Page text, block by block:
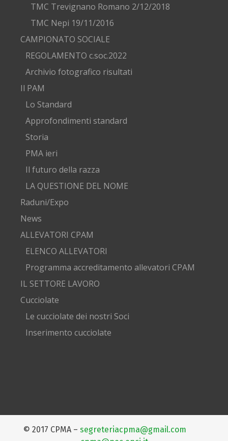
TMC Trevignano Romano 2/12/2018
TMC Nepi 19/11/2016
CAMPIONATO SOCIALE
REGOLAMENTO c.soc.2022
Archivio fotografico risultati
Il PAM
Lo Standard
Approfondimenti standard
Storia
PMA ieri
Il futuro della razza
LA QUESTIONE DEL NOME
Raduni/Expo
News
ALLEVATORI CPAM
ELENCO ALLEVATORI
Programma accreditamento allevatori CPAM
IL SETTORE LAVORO
Cucciolate
Le cucciolate dei nostri Soci
Inserimento cucciolate
© 2017 CPMA – segreteriacpma@gmail.com